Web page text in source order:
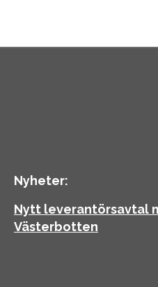
Nyheter:
Nytt leverantörsavtal
Västerbotten